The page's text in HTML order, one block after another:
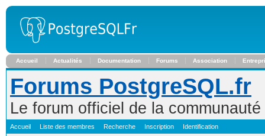
Accueil Actualités Documentation Forums Association
Forums PostgreSQL.fr
Le forum officiel de la
Accueil Liste des membres Recherche Inscription Identification